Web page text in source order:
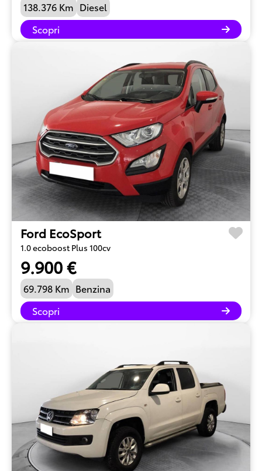
138.376 Km Diesel
Scopri
Ford EcoSport
1.0 ecoboost Plus 100cv
9.900 €
69.798 Km Benzina
Scopri